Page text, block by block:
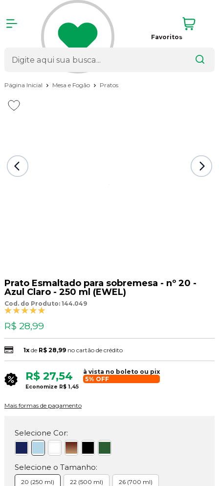
Favoritos
Página Inicial Mesa e Fogão Pratos
Prato Esmaltado para sobremesa - nº 20 -
Azul Claro - 250 ml (EWEL)
Cod. do Produto: 144.049
R$ 28,99
1xde R$ 28,99 no cartão de crédito
R$ 27,54
à vista no boleto ou pix
5% OFF
Economize R$ 1,45
Mais formas de pagamento
Selecione Cor:
Selecione o Tamanho:
20 (250 ml) 22 (500 ml) 26 (700 ml)